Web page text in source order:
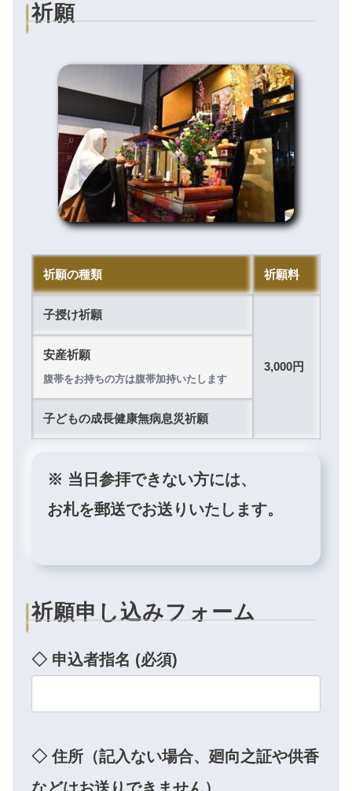
祈願
祈願の種類 祈願料
子授け祈願
3,000円
安産祈願
腹帯をお持ちの方は腹帯加持いたします
子どもの成長健康無病息災祈願
※ 当日参拝できない方には、
お札を郵送でお送りいたします。
祈願申し込みフォーム
◇ 申込者指名 (必須)
◇ 住所（記入ない場合、廻向之証や供香